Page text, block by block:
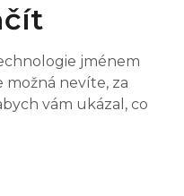
jménem
možná nevíte, za
vám ukázal, co